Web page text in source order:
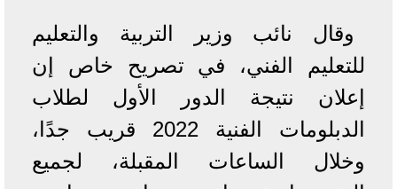
وقال نائب وزير التربية والتعليم
للتعليم الفني، في تصريح خاص إن
إعلان نتيجة الدور الأول لطلاب
الدبلومات الفنية 2022 قريب جدًا،
وخلال الساعات المقبلة، لجميع